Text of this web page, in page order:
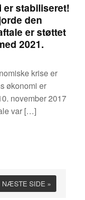
stabiliseret!
den
er støttet
2021.
krise er
økonomi er
november 2017
var […]
NÆSTE SIDE »